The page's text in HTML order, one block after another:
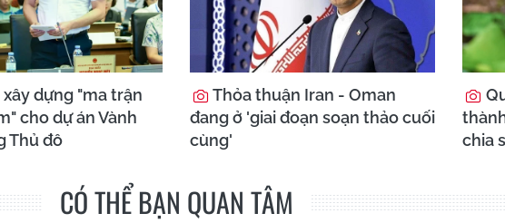
dựng "ma trận
cho dự án Vành
Thủ đô
Thỏa thuận Iran - Oman
đang ở 'giai đoạn soạn thảo cuối
cùng'
chia
CÓ THỂ BẠN QUAN TÂM